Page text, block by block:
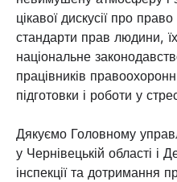
цікавої дискусії про
стандарти прав людини,
національне
працівників
підготовки і роботи у
Дякуємо Головному
у Чернівецькій області і
інспекції та дотримання